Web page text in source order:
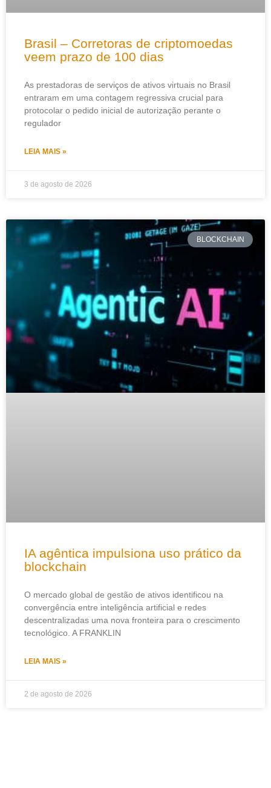
Brasil – Corretoras de criptomoedas
veem prazo de 100 dias
As prestadoras de serviços de ativos virtuais no Brasil
entraram em uma contagem regressiva crucial para
protocolar o pedido inicial de autorização perante o
regulador
LEIA MAIS »
3 de agosto de 2026
BLOCKCHAIN
IA agêntica impulsiona uso prático da
blockchain
O mercado global de gestão de ativos identificou na
convergência entre inteligência artificial e redes
descentralizadas uma nova fronteira para o crescimento
tecnológico. A FRANKLIN
LEIA MAIS »
2 de agosto de 2026